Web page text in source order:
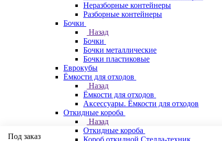
Неразборные контейнеры
Разборные контейнеры
Бочки
Назад
Бочки
Бочки металлические
Бочки пластиковые
Еврокубы
Ёмкости для отходов
Назад
Ёмкости для отходов
Аксессуары. Ёмкости для отходов
Откидные короба
Назад
Откидные короба
Короб откидной Стелла-техник,
Под заказ